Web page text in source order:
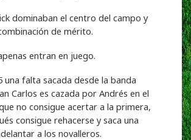
dominaban el centro del campo y
de mérito.
entran en juego.
una falta sacada desde la banda
Carlos es cazada por Andrés en el
no consigue acertar a la primera,
consigue rehacerse y saca una
a los novalleros.